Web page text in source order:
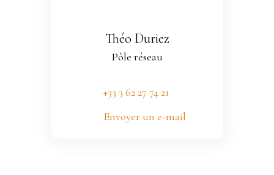
Théo Duriez
Pôle réseau
+33 3 62 27 74 21
Envoyer un e-mail